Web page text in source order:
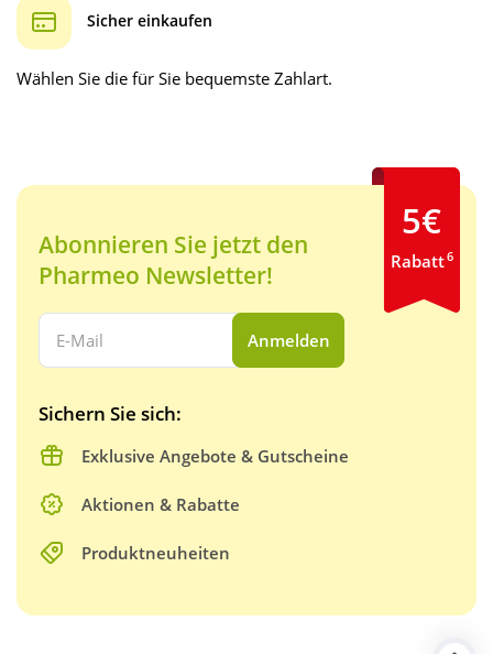
Sicher einkaufen
Wählen Sie die für Sie bequemste Zahlart.
Abonnieren Sie jetzt den
Pharmeo Newsletter!
Ihre E-Mail Adresse:
Anmelden
Sichern Sie sich:
Exklusive Angebote & Gutscheine
Aktionen & Rabatte
Produktneuheiten
5€
Rabatt6